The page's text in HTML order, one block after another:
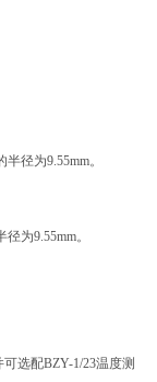
径为9.55mm。
为9.55mm。
选配BZY-1/23温度测